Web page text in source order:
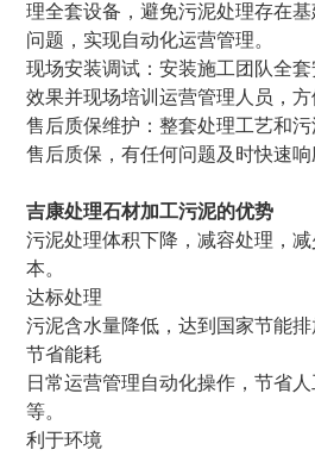
理全套设备，避免污泥处理存在
问题，实现自动化运营管理。
现场安装调试：安装施工团队全
效果并现场培训运营管理人员，方
售后质保维护：整套处理工艺和
售后质保，有任何问题及时快速响
吉康处理石材加工污泥的优势
污泥处理体积下降，减容处理，
本。
达标处理
污泥含水量降低，达到国家节能排
节省能耗
日常运营管理自动化操作，节省
等。
利于环境